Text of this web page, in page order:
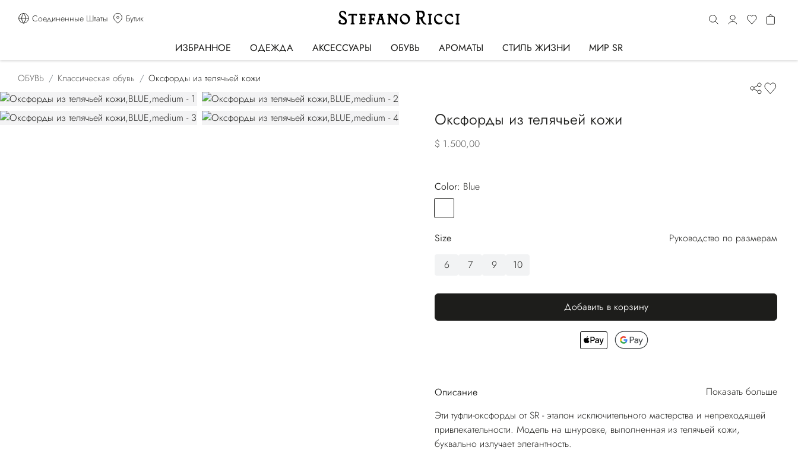
Соединенные Штаты Бутик
ИЗБРАННОЕ ОДЕЖДА АКСЕССУАРЫ ОБУВЬ АРОМАТЫ СТИЛЬ ЖИЗНИ МИР SR
ОБУВЬ Классическая обувь Оксфорды из телячьей кожи
Оксфорды из телячьей кожи
$ 1.500,00
Color:
blue
Size
Руководство по размерам
6
7 9 10
Добавить в корзину
Описание
Показать больше
Эти туфли-оксфорды от SR - эталон исключительного мастерства и непреходящей
привлекательности. Модель на шнуровке, выполненная из телячьей кожи,
буквально излучает элегантность.